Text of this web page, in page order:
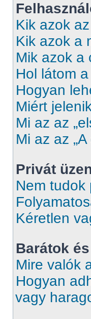
Kik azok
Kik azok a
Mik azok a
Hol látom
Hogyan
Miért
Mi az az
Mi az az
Privát
Nem tudok
Kéretlen
Barátok
Mire valók
Hogyan
vagy